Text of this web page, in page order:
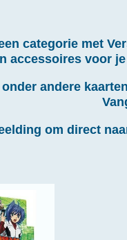
categorie met
accessoires voor
andere
om direct